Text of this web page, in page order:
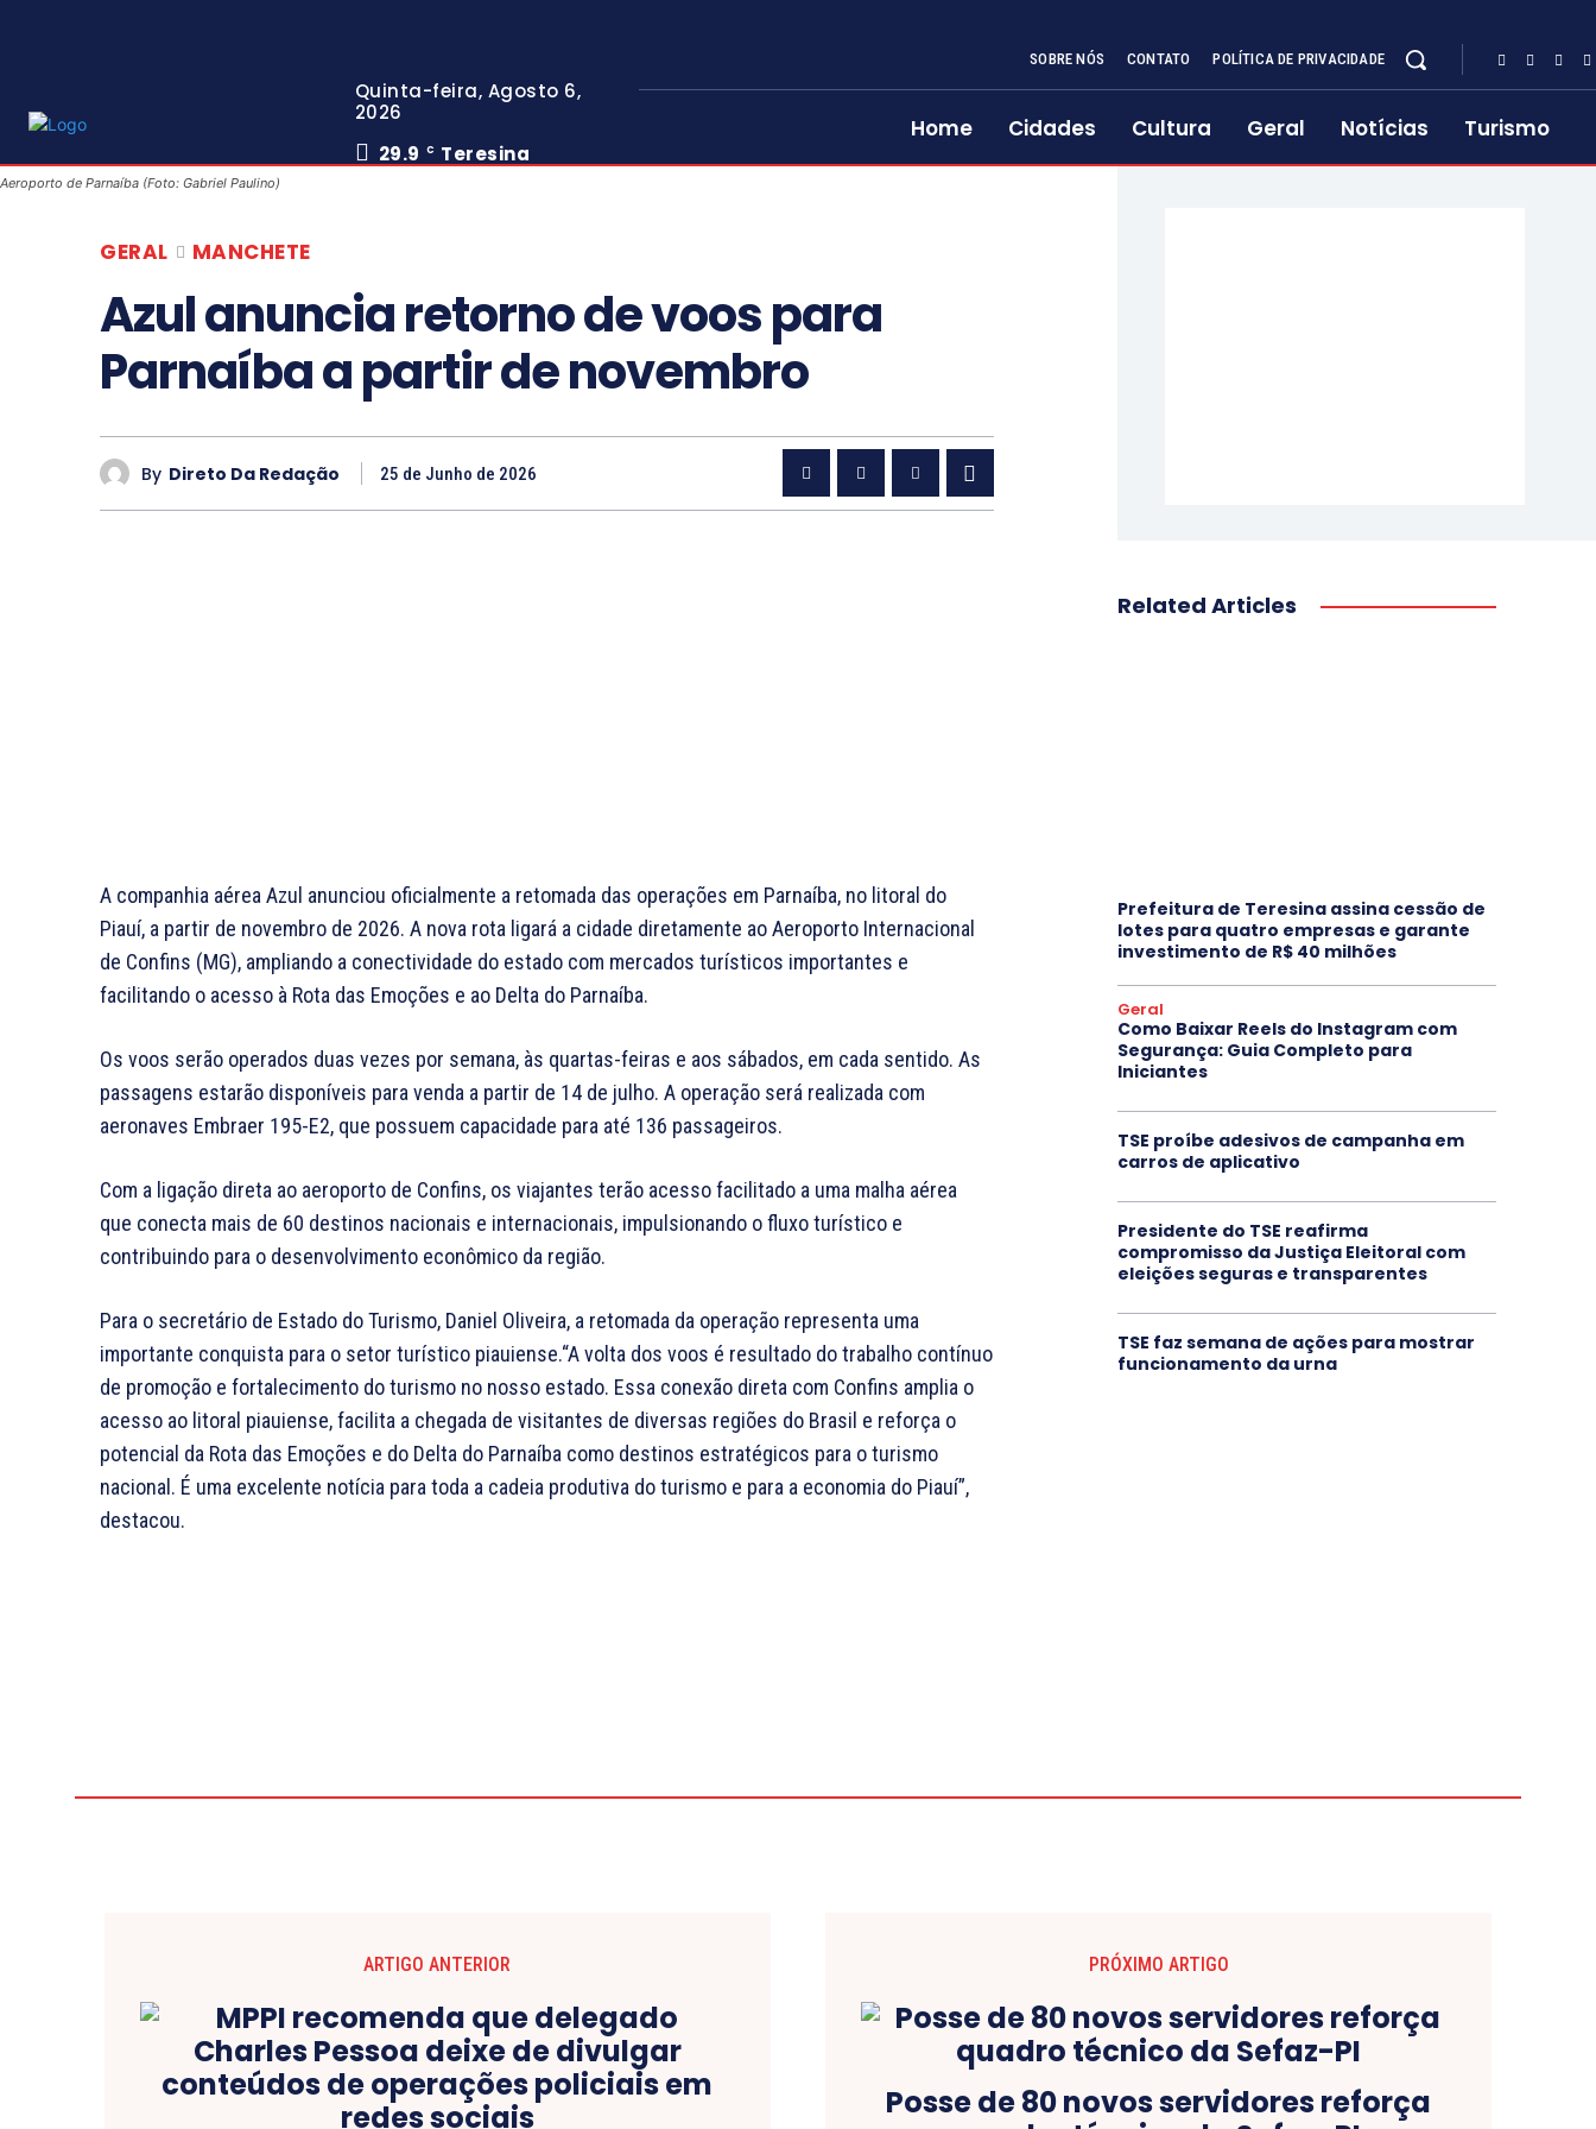
Quinta-feira, Agosto 6,
2026
29.9
C Teresina
SOBRE NÓS CONTATO POLÍTICA DE PRIVACIDADE
Home Cidades Cultura Geral Notícias Turismo
Aeroporto de Parnaíba (Foto: Gabriel Paulino)
GERAL MANCHETE
Azul anuncia retorno de voos para
Parnaíba a partir de novembro
By Direto Da Redação 25 de Junho de 2026
A companhia aérea Azul anunciou oficialmente a retomada das operações em Parnaíba, no litoral do
Piauí, a partir de novembro de 2026. A nova rota ligará a cidade diretamente ao Aeroporto Internacional
de Confins (MG), ampliando a conectividade do estado com mercados turísticos importantes e
facilitando o acesso à Rota das Emoções e ao Delta do Parnaíba.
Os voos serão operados duas vezes por semana, às quartas-feiras e aos sábados, em cada sentido. As
passagens estarão disponíveis para venda a partir de 14 de julho. A operação será realizada com
aeronaves Embraer 195-E2, que possuem capacidade para até 136 passageiros.
Com a ligação direta ao aeroporto de Confins, os viajantes terão acesso facilitado a uma malha aérea
que conecta mais de 60 destinos nacionais e internacionais, impulsionando o fluxo turístico e
contribuindo para o desenvolvimento econômico da região.
Para o secretário de Estado do Turismo, Daniel Oliveira, a retomada da operação representa uma
importante conquista para o setor turístico piauiense.“A volta dos voos é resultado do trabalho contínuo
de promoção e fortalecimento do turismo no nosso estado. Essa conexão direta com Confins amplia o
acesso ao litoral piauiense, facilita a chegada de visitantes de diversas regiões do Brasil e reforça o
potencial da Rota das Emoções e do Delta do Parnaíba como destinos estratégicos para o turismo
nacional. É uma excelente notícia para toda a cadeia produtiva do turismo e para a economia do Piauí”,
destacou.
Related Articles
Prefeitura de Teresina assina cessão de
lotes para quatro empresas e garante
investimento de R$ 40 milhões
Geral
Como Baixar Reels do Instagram com
Segurança: Guia Completo para
Iniciantes
TSE proíbe adesivos de campanha em
carros de aplicativo
Presidente do TSE reafirma
compromisso da Justiça Eleitoral com
eleições seguras e transparentes
TSE faz semana de ações para mostrar
funcionamento da urna
ARTIGO ANTERIOR PRÓXIMO ARTIGO
Posse de 80 novos servidores reforça